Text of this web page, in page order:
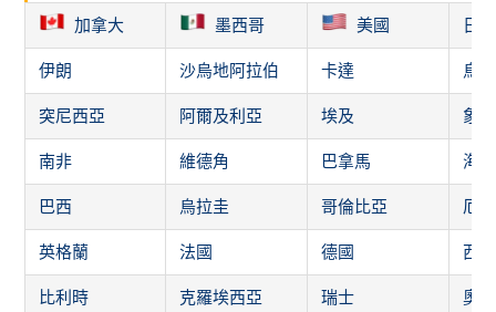
加拿大 墨西哥 美國 日本
伊朗 沙烏地阿拉伯 卡達 烏
突尼西亞 阿爾及利亞 埃及 象
南非 維德角 巴拿馬 海地
巴西 烏拉圭 哥倫比亞 厄
英格蘭 法國 德國 西
比利時 克羅埃西亞 瑞士 奧